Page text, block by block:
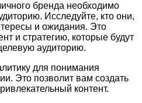
бренда необходимо
Исследуйте, кто они,
и ожидания. Это
и стратегию, которые будут
аудиторию.
для понимания
Это позволит вам создать
контент.